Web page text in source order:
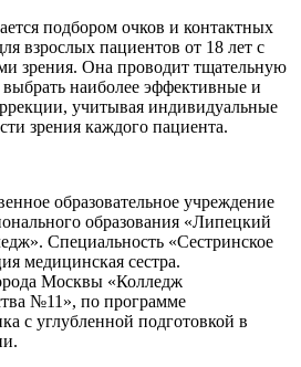
подбором очков и контактных
взрослых пациентов от 18 лет с
зрения. Она проводит тщательную
наиболее эффективные и
учитывая индивидуальные
зрения каждого пациента.
образовательное учреждение
образования «Липецкий
Специальность «Сестринское
медицинская сестра.
Москвы «Колледж
№11», по программе
с углубленной подготовкой в